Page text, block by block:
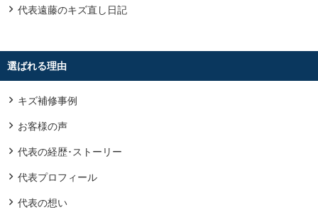
代表遠藤のキズ直し日記
選ばれる理由
キズ補修事例
お客様の声
代表の経歴･ストーリー
代表プロフィール
代表の想い